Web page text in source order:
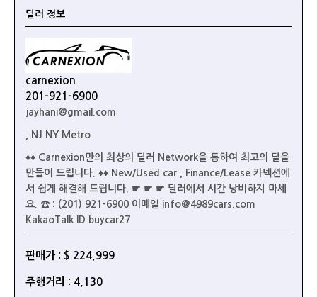
딜러 정보
carnexion
201-921-6900
jayhani@gmail.com
, NJ NY Metro
♦♦ Carnexion만의 최상의 딜러 Network을 통하여 최고의 딜을
만들어 드립니다. ♦♦ New/Used car , Finance/Lease 카넥션에
서 쉽게 해결해 드립니다. ☛ ☛ ☛ 딜러에서 시간 낭비하지 마세
요. ☎ : (201) 921-6900 이메일 info@4989cars.com
KakaoTalk ID buycar27
판매가 : $ 224,999
주행거리 : 4,130